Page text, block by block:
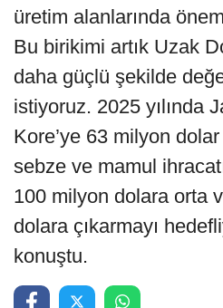
üretim alanlarında
Bu birikimi artık Uzak
daha güçlü şekilde
istiyoruz. 2025 yılında
Kore’ye 63 milyon
sebze ve mamul
100 milyon dolara orta
dolara çıkarmayı
konuştu.